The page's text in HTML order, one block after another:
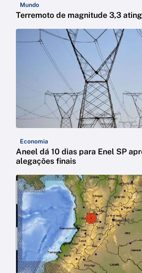
Mundo
Terremoto de magnitude 3,3
Economia
Aneel dá 10 dias para Enel SP
alegações finais